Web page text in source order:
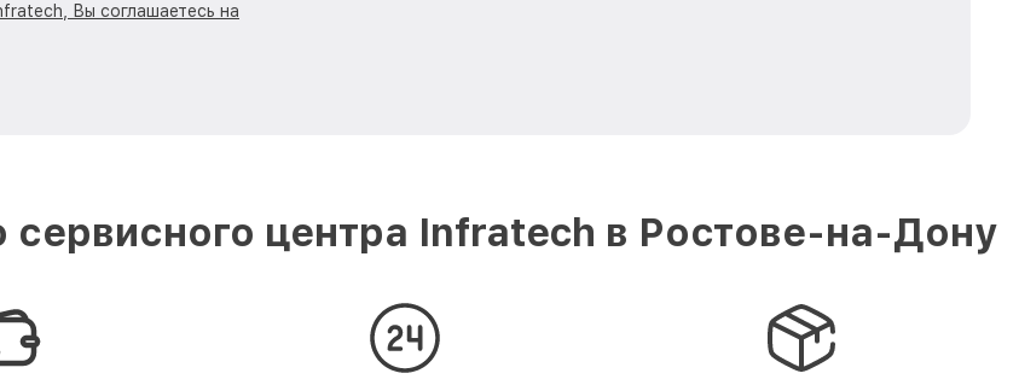
Вы соглашаетесь на
центра Infratech в Ростове-на-Дону